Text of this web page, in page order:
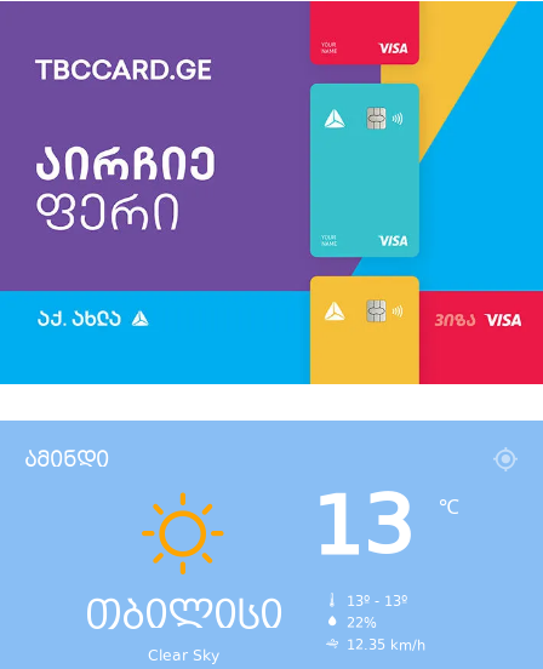
ამინდი
თბილისი
Clear Sky
13 ℃
13º - 13º
22%
12.35 km/h